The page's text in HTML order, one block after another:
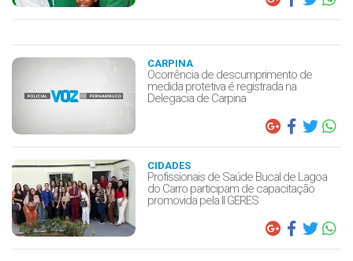
CARPINA
Ocorrência de descumprimento de
medida protetiva é registrada na
Delegacia de Carpina
CIDADES
Profissionais de Saúde Bucal de Lagoa
do Carro participam de capacitação
promovida pela II GERES